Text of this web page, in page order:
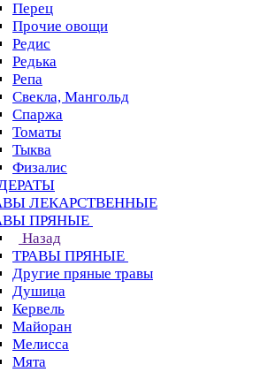
Перец
Прочие овощи
Редис
Редька
Репа
Свекла, Мангольд
Спаржа
Томаты
Тыква
Физалис
ЛЕКАРСТВЕННЫЕ
ПРЯНЫЕ
Назад
ТРАВЫ ПРЯНЫЕ
Другие пряные травы
Душица
Кервель
Майоран
Мелисса
Мята